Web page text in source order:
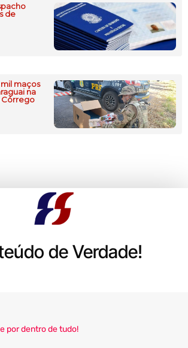
de
maços
na
Córrego
de Verdade!
por dentro de tudo!